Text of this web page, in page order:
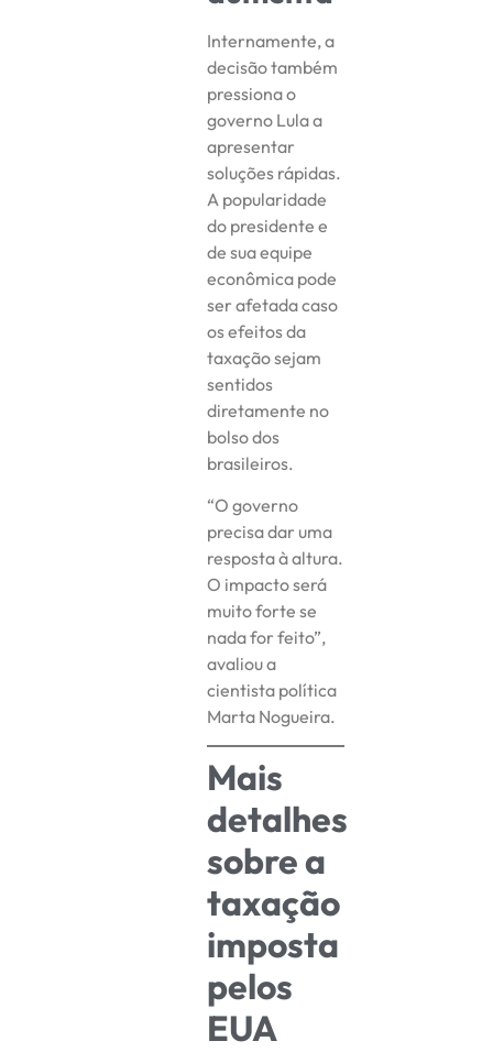
Internamente, a
decisão também
pressiona o
governo Lula a
apresentar
soluções rápidas.
A popularidade
do presidente e
de sua equipe
econômica pode
ser afetada caso
os efeitos da
taxação sejam
sentidos
diretamente no
bolso dos
brasileiros.
“O governo
precisa dar uma
resposta à altura.
O impacto será
muito forte se
nada for feito”,
avaliou a
cientista política
Marta Nogueira.
Mais
detalhes
sobre a
taxação
imposta
pelos
EUA